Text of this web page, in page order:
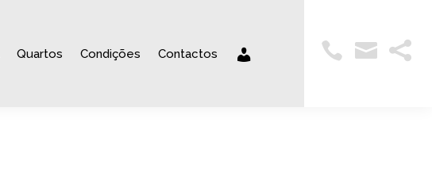
Quartos Condições Contactos   